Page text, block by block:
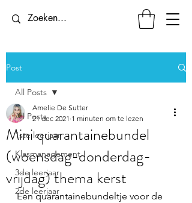
Post
All Posts
1ste leerjaar
Klasmanagement
3de leerjaar
2de leerjaar
All Posts
Mini quarantainebundel
(woensdag-donderdag-
vrijdag) thema kerst
Amelie De Sutter
21 dec 2021 1 minuten om te lezen
Een quarantainebundeltje voor de